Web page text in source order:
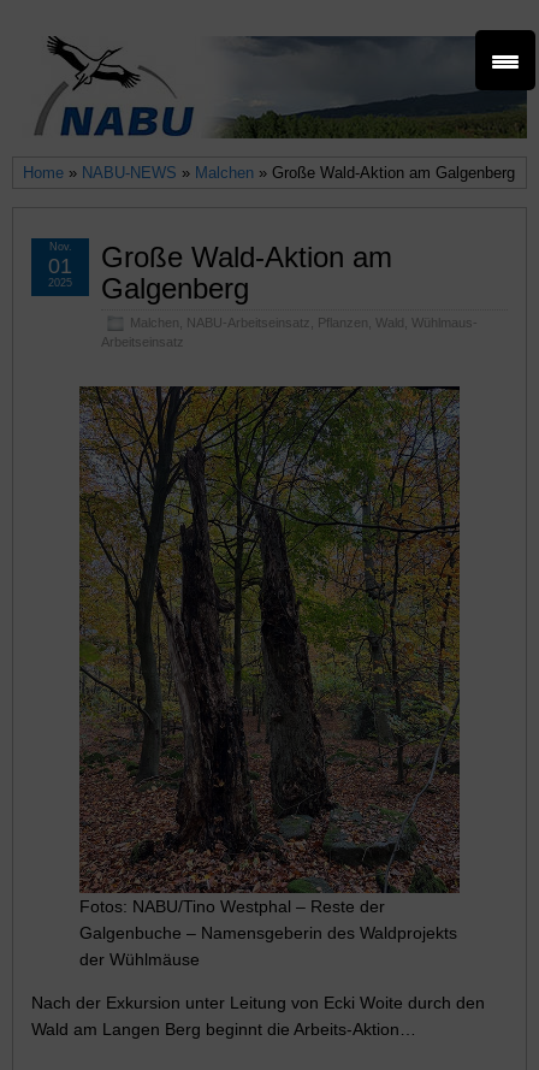
Home » NABU-NEWS » Malchen » Große Wald-Aktion am Galgenberg
Große Wald-Aktion am
Galgenberg
Malchen NABU-Arbeitseinsatz Pflanzen Wald Wühlmaus-
Arbeitseinsatz
Nov.
01
2025
Fotos: NABU/Tino Westphal – Reste der
Galgenbuche – Namensgeberin des Waldprojekts
der Wühlmäuse
Nach der Exkursion unter Leitung von Ecki Woite durch den
Wald am Langen Berg beginnt die Arbeits-Aktion…